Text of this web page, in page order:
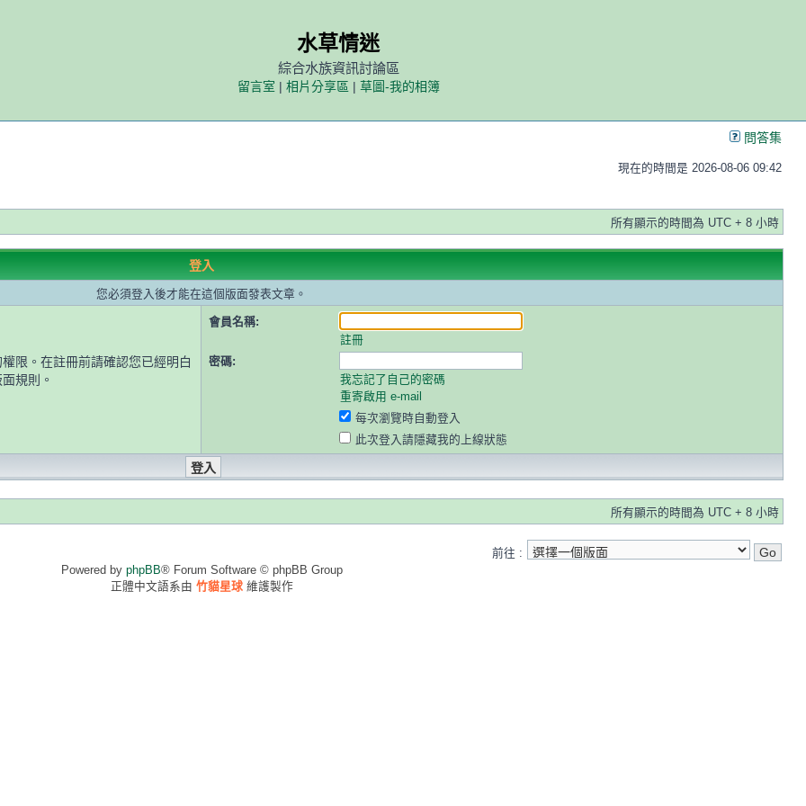
水草情迷
綜合水族資訊討論區
留言室 | 相片分享區 | 草圖-我的相簿
問答集
現在的時間是 2026-08-06 09:42
所有顯示的時間為 UTC + 8 小時
登入
您必須登入後才能在這個版面發表文章。
限。在註冊前請確認您已經明白
規則。
會員名稱:
註冊
密碼:
我忘記了自己的密碼
重寄啟用 e-mail
每次瀏覽時自動登入
此次登入請隱藏我的上線狀態
所有顯示的時間為 UTC + 8 小時
前往 :
Powered by phpBB® Forum Software © phpBB Group
正體中文語系由 竹貓星球維護製作